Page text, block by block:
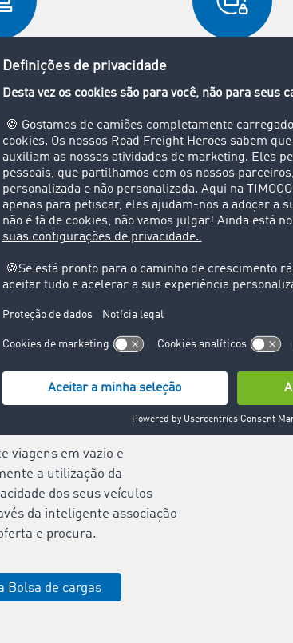
cargas Bolsa de cargas
potenciais parceiros
estão à sua espera:
novas ordens de
numa das principais
logísticas da Europa, de
rápida e simples.
ordens de transporte
facilmente: configure as
ofertas de cargas em
20 segundos e aumente,
forma, a sua eficiência na
de transportes.
viagens em vazio e
a utilização da
dos seus veículos
da inteligente associação
e procura.
Bolsa de cargas